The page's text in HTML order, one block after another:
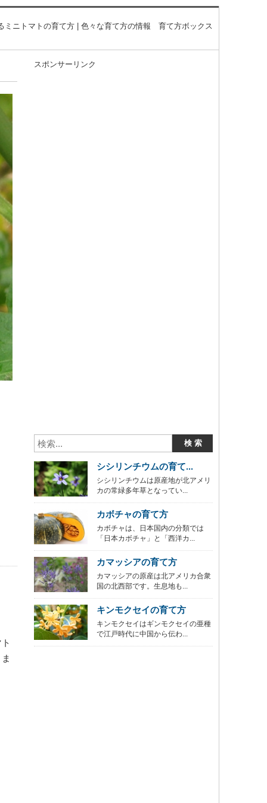
ミニトマトの育て方 | 色々な育て方の情報 育て方ボックス
スポンサーリンク
シシリンチウムの育て...
シシリンチウムは原産地が北アメリ
カの常緑多年草となってい...
カボチャの育て方
カボチャは、日本国内の分類では
「日本カボチャ」と「西洋カ...
カマッシアの育て方
カマッシアの原産は北アメリカ合衆
国の北西部です。生息地も...
キンモクセイの育て方
キンモクセイはギンモクセイの亜種
で江戸時代に中国から伝わ...